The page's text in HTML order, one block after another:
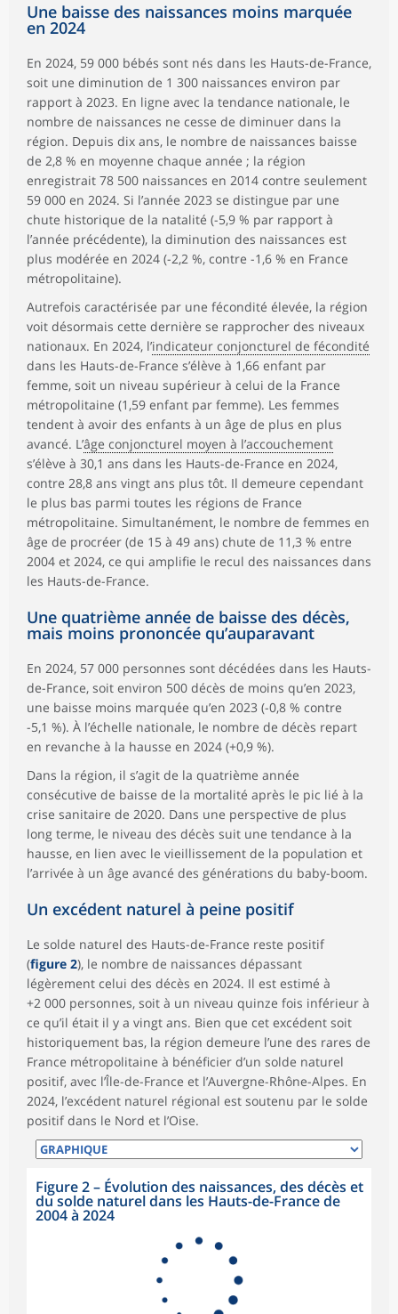
Une baisse des naissances moins marquée
en 2024
En 2024, 59 000 bébés sont nés dans les Hauts-de-France,
soit une diminution de 1 300 naissances environ par
rapport à 2023. En ligne avec la tendance nationale, le
nombre de naissances ne cesse de diminuer dans la
région. Depuis dix ans, le nombre de naissances baisse
de 2,8 % en moyenne chaque année ; la région
enregistrait 78 500 naissances en 2014 contre seulement
59 000 en 2024. Si l’année 2023 se distingue par une
chute historique de la natalité (-5,9 % par rapport à
l’année précédente), la diminution des naissances est
plus modérée en 2024 (-2,2 %, contre -1,6 % en France
métropolitaine).
Autrefois caractérisée par une fécondité élevée, la région
voit désormais cette dernière se rapprocher des niveaux
nationaux. En 2024, l’indicateur conjoncturel de fécondité
dans les Hauts-de-France s’élève à 1,66 enfant par
femme, soit un niveau supérieur à celui de la France
métropolitaine (1,59 enfant par femme). Les femmes
tendent à avoir des enfants à un âge de plus en plus
avancé. L’âge conjoncturel moyen à l’accouchement
s’élève à 30,1 ans dans les Hauts-de-France en 2024,
contre 28,8 ans vingt ans plus tôt. Il demeure cependant
le plus bas parmi toutes les régions de France
métropolitaine. Simultanément, le nombre de femmes en
âge de procréer (de 15 à 49 ans) chute de 11,3 % entre
2004 et 2024, ce qui amplifie le recul des naissances dans
les Hauts-de-France.
Une quatrième année de baisse des décès,
mais moins prononcée qu’auparavant
En 2024, 57 000 personnes sont décédées dans les Hauts-
de-France, soit environ 500 décès de moins qu’en 2023,
une baisse moins marquée qu’en 2023 (-0,8 % contre
-5,1 %). À l’échelle nationale, le nombre de décès repart
en revanche à la hausse en 2024 (+0,9 %).
Dans la région, il s’agit de la quatrième année
consécutive de baisse de la mortalité après le pic lié à la
crise sanitaire de 2020. Dans une perspective de plus
long terme, le niveau des décès suit une tendance à la
hausse, en lien avec le vieillissement de la population et
l’arrivée à un âge avancé des générations du baby-boom.
Un excédent naturel à peine positif
Le solde naturel des Hauts-de-France reste positif
(figure 2), le nombre de naissances dépassant
légèrement celui des décès en 2024. Il est estimé à
+2 000 personnes, soit à un niveau quinze fois inférieur à
ce qu’il était il y a vingt ans. Bien que cet excédent soit
historiquement bas, la région demeure l’une des rares de
France métropolitaine à bénéficier d’un solde naturel
positif, avec l’Île-de-France et l’Auvergne-Rhône-Alpes. En
2024, l’excédent naturel régional est soutenu par le solde
positif dans le Nord et l’Oise.
Figure 2– Évolution des naissances, des décès et
du solde naturel dans les Hauts-de-France de
2004 à 2024